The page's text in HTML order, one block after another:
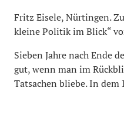
Fritz Eisele, Nürtingen.
kleine Politik im Blick“
Sieben Jahre nach Ende
gut, wenn man im
Tatsachen bliebe. In